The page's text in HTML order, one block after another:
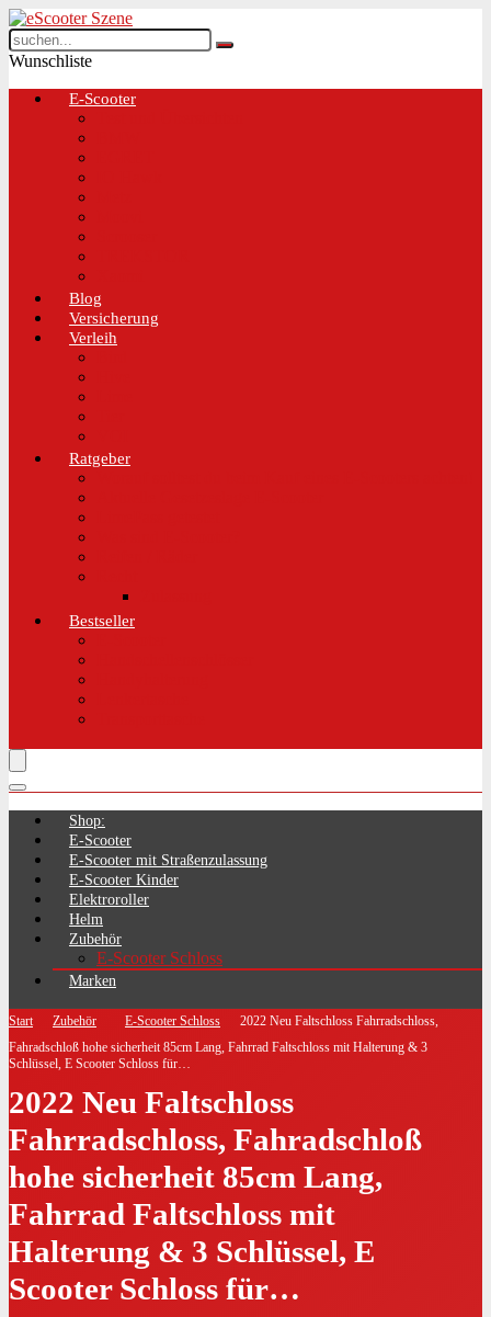
Wunschliste
E-Scooter
Blog
Versicherung
Verleih
Ratgeber
Bestseller
Shop:
E-Scooter
E-Scooter mit Straßenzulassung
E-Scooter Kinder
Elektroroller
Helm
Zubehör
E-Scooter Schloss
Marken
Start Zubehör E-Scooter Schloss
2022 Neu Faltschloss Fahrradschloss,
Fahradschloß hohe sicherheit 85cm Lang, Fahrrad Faltschloss mit Halterung & 3
Schlüssel, E Scooter Schloss für…
2022 Neu Faltschloss
Fahrradschloss, Fahradschloß
hohe sicherheit 85cm Lang,
Fahrrad Faltschloss mit
Halterung & 3 Schlüssel, E
Scooter Schloss für…